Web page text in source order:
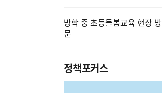
방학 중 초등돌봄교육 현장 방
문
정책포커스